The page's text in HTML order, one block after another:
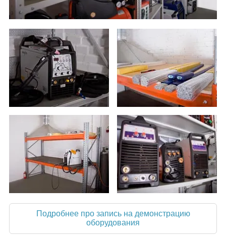
Подробнее про запись на демонстрацию
оборудования